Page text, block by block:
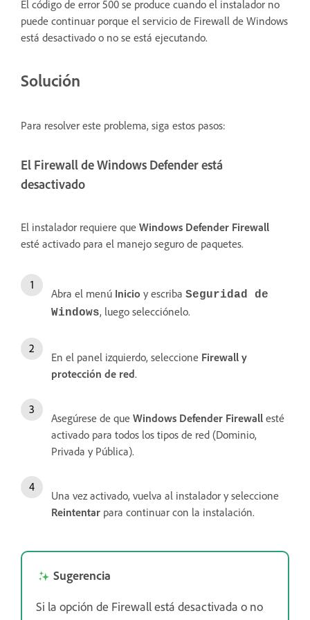
El código de error 500 se produce cuando el instalador no
puede continuar porque el servicio de Firewall de Windows
está desactivado o no se está ejecutando.
Solución
Para resolver este problema, siga estos pasos:
El Firewall de Windows Defender está
desactivado
El instalador requiere que Windows Defender Firewall
esté activado para el manejo seguro de paquetes.
Abra el menú Inicio y escriba Seguridad de
Windows, luego selecciónelo.
En el panel izquierdo, seleccione Firewall y
protección de red.
Asegúrese de que Windows Defender Firewall esté
activado para todos los tipos de red (Dominio,
Privada y Pública).
Una vez activado, vuelva al instalador y seleccione
Reintentar para continuar con la instalación.
Sugerencia
Si la opción de Firewall está desactivada o no